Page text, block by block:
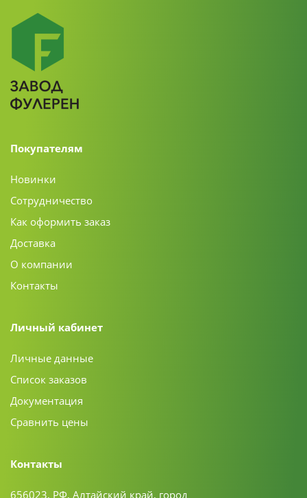
Покупателям
Новинки
Сотрудничество
Как оформить заказ
Доставка
О компании
Контакты
Личный кабинет
Личные данные
Список заказов
Документация
Сравнить цены
Контакты
656023, РФ, Алтайский край, город